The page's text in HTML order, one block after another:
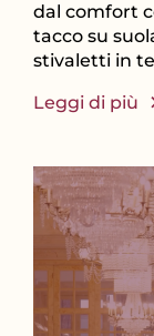
dal comfort
tacco su
stivaletti in
Leggi di più